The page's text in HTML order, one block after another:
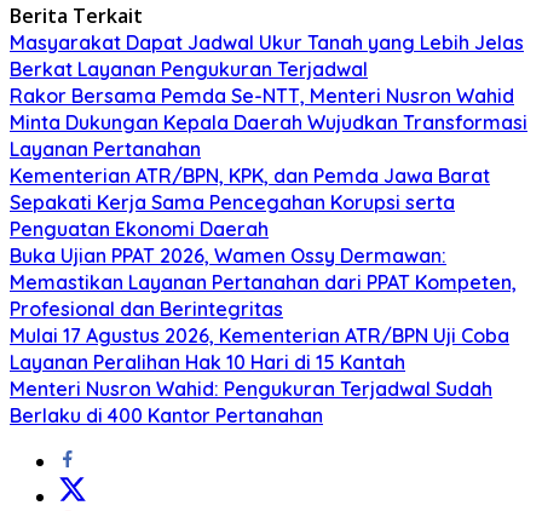
Berita Terkait
Masyarakat Dapat Jadwal Ukur Tanah yang Lebih Jelas
Berkat Layanan Pengukuran Terjadwal
Rakor Bersama Pemda Se-NTT, Menteri Nusron Wahid
Minta Dukungan Kepala Daerah Wujudkan Transformasi
Layanan Pertanahan
Kementerian ATR/BPN, KPK, dan Pemda Jawa Barat
Sepakati Kerja Sama Pencegahan Korupsi serta
Penguatan Ekonomi Daerah
Buka Ujian PPAT 2026, Wamen Ossy Dermawan:
Memastikan Layanan Pertanahan dari PPAT Kompeten,
Profesional dan Berintegritas
Mulai 17 Agustus 2026, Kementerian ATR/BPN Uji Coba
Layanan Peralihan Hak 10 Hari di 15 Kantah
Menteri Nusron Wahid: Pengukuran Terjadwal Sudah
Berlaku di 400 Kantor Pertanahan